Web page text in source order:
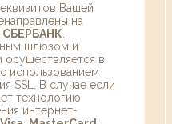
Вашей
на
СБЕРБАНК
шлюзом и
в
использованием
SSL. В случае если
технологию
интернет-